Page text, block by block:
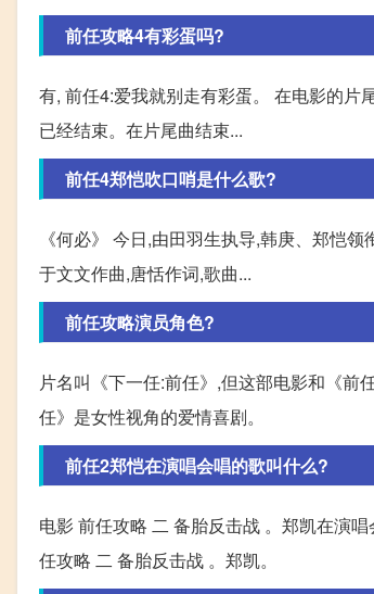
前任攻略4有彩蛋吗?
有, 前任4:爱我就别走有彩蛋。 在电影的片
已经结束。在片尾曲结束...
前任4郑恺吹口哨是什么歌?
《何必》 今日,由田羽生执导,韩庚、郑恺
于文文作曲,唐恬作词,歌曲...
前任攻略演员角色?
片名叫《下一任:前任》,但这部电影和《
任》是女性视角的爱情喜剧。
前任2郑恺在演唱会唱的歌叫什么?
电影 前任攻略 二 备胎反击战 。郑凯在演
任攻略 二 备胎反击战 。郑凯。